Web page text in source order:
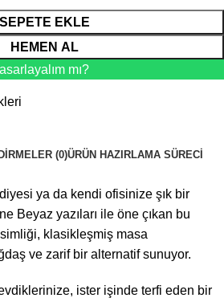
SEPETE EKLE
HEMEN AL
mı?
(0)ÜRÜN HAZIRLAMA SÜRECI
ya da kendi ofisinize şık bir
Beyaz yazıları ile öne çıkan bu
klasikleşmiş masa
ve zarif bir alternatif sunuyor.
ister işinde terfi eden bir